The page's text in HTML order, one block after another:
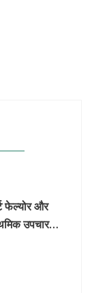
फेल्योर और
उपचार,